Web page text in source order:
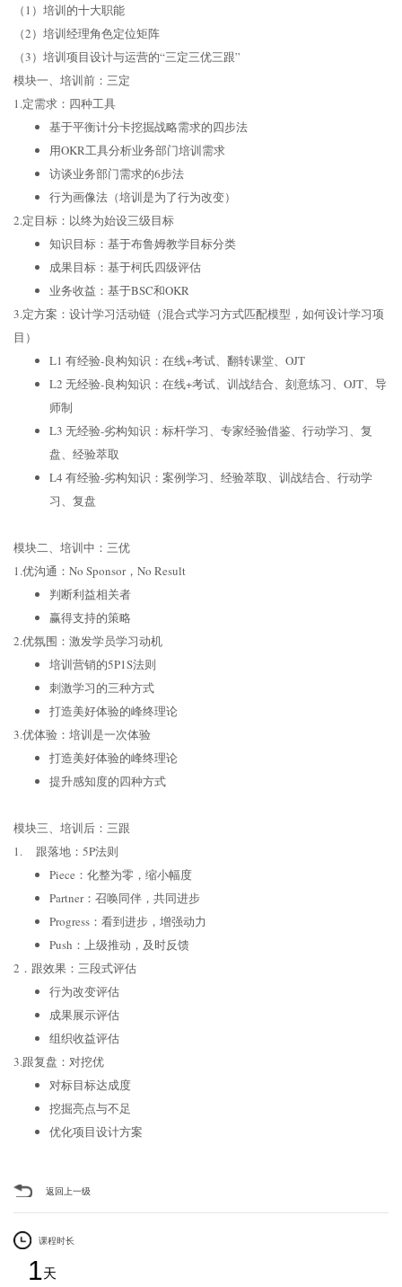
（1）培训的十大职能
（2）培训经理角色定位矩阵
（3）培训项目设计与运营的“三定三优三跟”
模块一、培训前：三定
1.定需求：四种工具
基于平衡计分卡挖掘战略需求的四步法
用OKR工具分析业务部门培训需求
访谈业务部门需求的6步法
行为画像法（培训是为了行为改变）
2.定目标：以终为始设三级目标
知识目标：基于布鲁姆教学目标分类
成果目标：基于柯氏四级评估
业务收益：基于BSC和OKR
3.定方案：设计学习活动链（混合式学习方式匹配模型，如何设计学习项
目）
L1 有经验-良构知识：在线+考试、翻转课堂、OJT
L2 无经验-良构知识：在线+考试、训战结合、刻意练习、OJT、导
师制
L3 无经验-劣构知识：标杆学习、专家经验借鉴、行动学习、复
盘、经验萃取
L4 有经验-劣构知识：案例学习、经验萃取、训战结合、行动学
习、复盘
模块二、培训中：三优
1.优沟通：No Sponsor，No Result
判断利益相关者
赢得支持的策略
2.优氛围：激发学员学习动机
培训营销的5P1S法则
刺激学习的三种方式
打造美好体验的峰终理论
3.优体验：培训是一次体验
打造美好体验的峰终理论
提升感知度的四种方式
模块三、培训后：三跟
1. 跟落地：5P法则
Piece：化整为零，缩小幅度
Partner：召唤同伴，共同进步
Progress：看到进步，增强动力
Push：上级推动，及时反馈
2．跟效果：三段式评估
行为改变评估
成果展示评估
组织收益评估
3.跟复盘：对挖优
对标目标达成度
挖掘亮点与不足
优化项目设计方案
返回上一级
课程时长
1天